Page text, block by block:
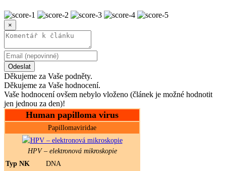
×
Odeslat
Děkujeme za Vaše podněty.
Děkujeme za Vaše hodnocení.
Vaše hodnocení ovšem nebylo vloženo (článek je možné hodnotit
jen jednou za den)!
Human papilloma virus
Papillomaviridae
HPV – elektronová mikroskopie
Typ NK
DNA